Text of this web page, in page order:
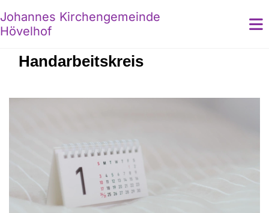
Johannes Kirchengemeinde
Hövelhof
Handarbeitskreis